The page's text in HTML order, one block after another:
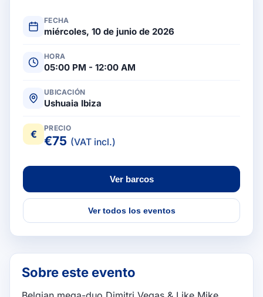
Sobre este evento
FECHA
miércoles, 10 de junio de 2026
HORA
05:00 PM - 12:00 AM
UBICACIÓN
Ushuaia Ibiza
€
PRECIO
€75 (VAT incl.)
Ver barcos
Ver todos los eventos